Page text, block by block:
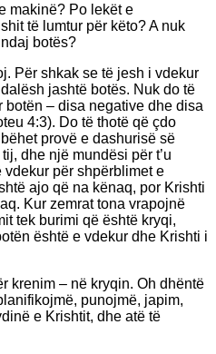
makinë? Po lekët e
të lumtur për këto? A nuk
botës?
Për shkak se të jesh i vdekur
jashtë botës. Nuk do të
botën – disa negative dhe disa
4:3). Do të thotë që çdo
provë e dashurisë së
dhe një mundësi për t’u
vdekur për shpërblimet e
ajo që na kënaq, por Krishti
Kur zemrat tona vrapojnë
tek burimi që është kryqi,
është e vdekur dhe Krishti i
krenim – në kryqin. Oh dhëntë
punojmë, japim,
e Krishtit, dhe atë të